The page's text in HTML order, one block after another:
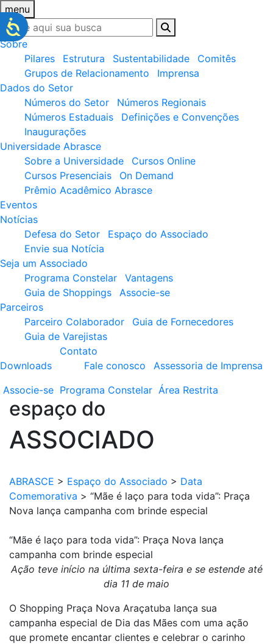
menu
Sobre
Pilares
Estrutura Sustentabilidade
Comitês
Grupos de Relacionamento
Imprensa
Dados do Setor
Números do Setor
Números Regionais
Números Estaduais
Definições e Convenções
Inaugurações
Universidade Abrasce
Sobre a Universidade
Cursos Online
Cursos Presenciais
On Demand
Prêmio Acadêmico Abrasce
Eventos
Notícias
Defesa do Setor
Espaço do Associado
Envie sua Notícia
Seja um Associado
Programa Constelar
Vantagens
Guia de Shoppings
Associe-se
Parceiros
Parceiro Colaborador
Guia de Fornecedores
Guia de Varejistas
Downloads
Contato
Fale conosco
Assessoria de Imprensa
Associe-se Programa Constelar Área Restrita
espaço do
ASSOCIADO
ABRASCE > Espaço do Associado > Data
Comemorativa > “Mãe é laço para toda vida”: Praça
Nova lança campanha com brinde especial
“Mãe é laço para toda vida”: Praça Nova lança
campanha com brinde especial
Ação teve início na última sexta-feira e se estende até
dia 11 de maio
O Shopping Praça Nova Araçatuba lança sua
campanha especial de Dia das Mães com uma ação
que promete encantar clientes e celebrar o carinho